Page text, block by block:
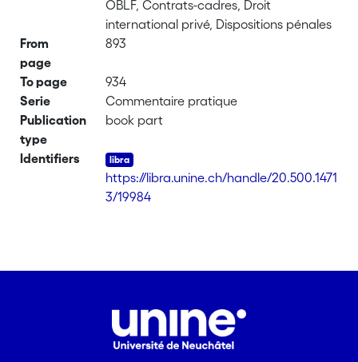
OBLF, Contrats-cadres, Droit
international privé, Dispositions pénales
From
page
893
To page
934
Serie
Commentaire pratique
Publication
type
book part
Identifiers
https://libra.unine.ch/handle/20.500.1471
3/19984